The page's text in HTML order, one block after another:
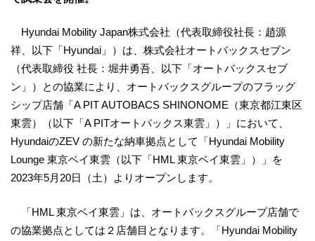
Hyundai Mobility Japan株式会社（代表取締役社長：趙源
祥、以下「Hyundai」）は、株式会社オートバックスセブン
（代表取締役 社長：堀井勇吾、以下「オートバックスセブ
ン」）との協業により、オートバックスグループのフラッグ
シップ店舗「A PIT AUTOBACS SHINONOME（東京都江東区
東雲）（以下「A PITオートバックス東雲」）」において、
HyundaiのZEV の新たな納車拠点として「Hyundai Mobility
Lounge 東京ベイ東雲（以下「HML 東京ベイ東雲」）」を
2023年5月20日（土）よりオープンします。
「HML 東京ベイ東雲」は、オートバックスグループ店舗で
の協業拠点としては２店舗目となります。「Hyundai Mobility